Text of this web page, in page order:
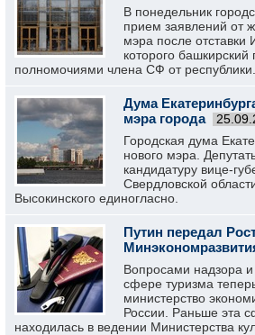
В понедельник
прием заявлений от
мэра после отставки
которого
полномочиями члена СФ от республики.
Дума
мэра города
Городская дума
нового мэра.
кандидатуру вице-
Свердловской
Высокинского единогласно.
Путин передал
Вопросами надзора
сфере туризма
министерство
России. Раньше эта
находилась в ведении Министерства